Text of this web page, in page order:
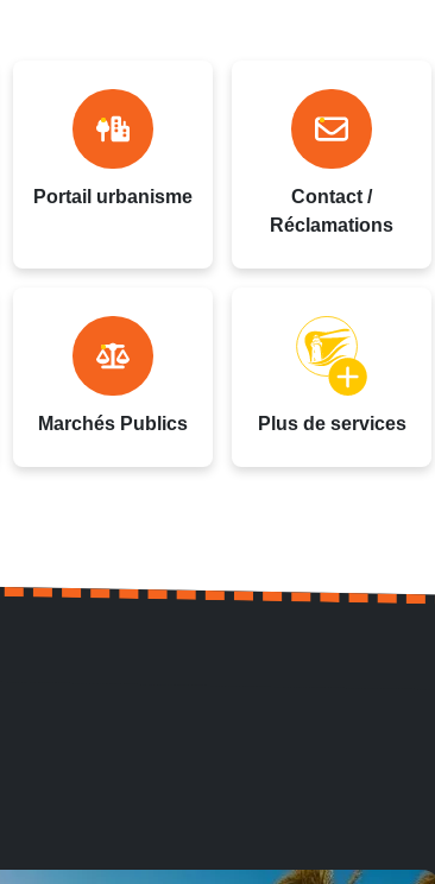
Portail urbanisme
Contact /
Réclamations
Marchés Publics Plus de services